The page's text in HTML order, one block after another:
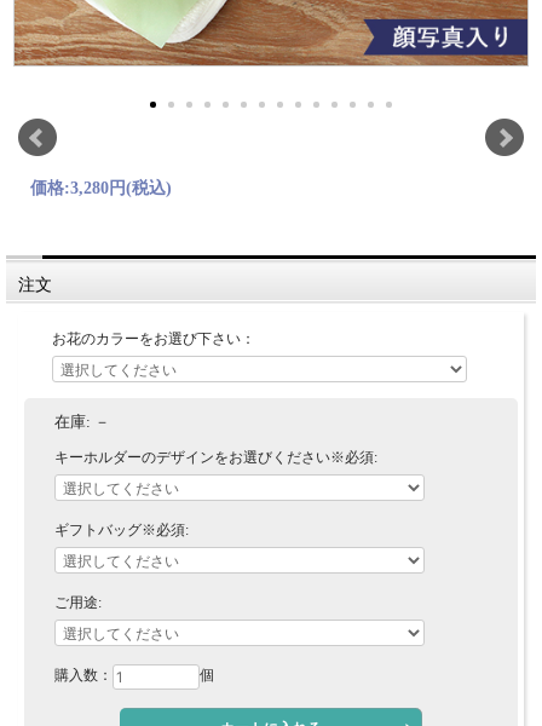
価格:3,280円(税込)
注文
お花のカラーをお選び下さい：
在庫: －
キーホルダーのデザインをお選びください※必須:
ギフトバッグ※必須:
ご用途:
購入数： 個